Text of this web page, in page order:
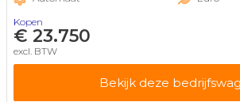
Kopen
€ 23.750
excl. BTW
Bekijk deze